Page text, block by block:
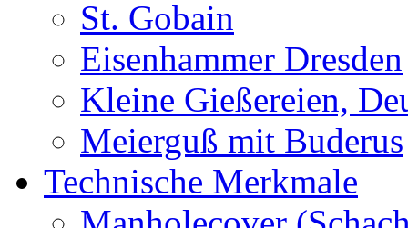
St. Gobain
Eisenhammer Dresden
Kleine Gießereien,
Meierguß mit Buderus
Technische Merkmale